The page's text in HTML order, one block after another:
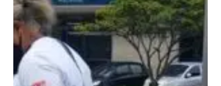
desaparecidas